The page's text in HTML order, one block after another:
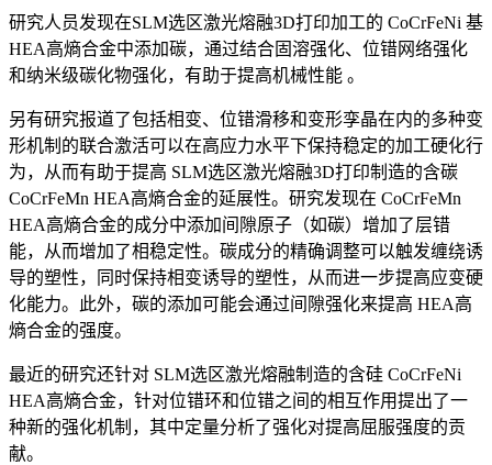
研究人员发现在SLM选区激光熔融3D打印加工的 CoCrFeNi 基
HEA高熵合金中添加碳，通过结合固溶强化、位错网络强化
和纳米级碳化物强化，有助于提高机械性能 。
另有研究报道了包括相变、位错滑移和变形孪晶在内的多种变
形机制的联合激活可以在高应力水平下保持稳定的加工硬化行
为，从而有助于提高 SLM选区激光熔融3D打印制造的含碳
CoCrFeMn HEA高熵合金的延展性。研究发现在 CoCrFeMn
HEA高熵合金的成分中添加间隙原子（如碳）增加了层错
能，从而增加了相稳定性。碳成分的精确调整可以触发缠绕诱
导的塑性，同时保持相变诱导的塑性，从而进一步提高应变硬
化能力。此外，碳的添加可能会通过间隙强化来提高 HEA高
熵合金的强度。
最近的研究还针对 SLM选区激光熔融制造的含硅 CoCrFeNi
HEA高熵合金，针对位错环和位错之间的相互作用提出了一
种新的强化机制，其中定量分析了强化对提高屈服强度的贡
献。